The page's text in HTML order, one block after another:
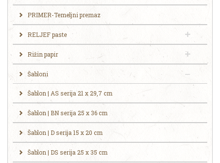
PRIMER-Temeljni premaz
RELJEF paste
Rižin papir
Šabloni
Šablon | AS serija 21 x 29,7 cm
Šablon | BN serija 25 x 36 cm
Šablon | D serija 15 x 20 cm
Šablon | DS serija 25 x 35 cm